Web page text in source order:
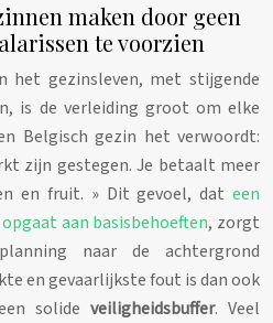
maken door geen
te voorzien
het gezinsleven, met stijgende
is de verleiding groot om elke
Belgisch gezin het verwoordt:
zijn gestegen. Je betaalt meer
en fruit. » Dit gevoel, dat een
aan basisbehoeften, zorgt
naar de achtergrond
en gevaarlijkste fout is dan ook
solide veiligheidsbuffer. Veel